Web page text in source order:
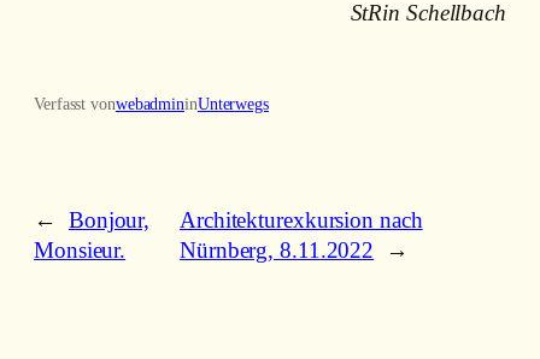
StRin Schellbach
Verfasst vonwebadmininUnterwegs
←
Bonjour,
Monsieur.
Architekturexkursion nach
Nürnberg, 8.11.2022
→